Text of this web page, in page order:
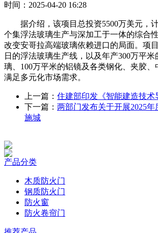
时间：2025-04-20 16:28
据介绍，该项目总投资5500万美元，
个集浮法玻璃生产与深加工于一体的综合
改变安哥拉高端玻璃依赖进口的局面。项
日的浮法玻璃生产线，以及年产300万平米
璃、100万平米的铝镜及各类钢化、夹胶、
满足多元化市场需求。
上一篇： 住建部印发《智能建造技术
下一篇： 两部门发布关于开展2025
施城
产品分类
木质防火门
钢质防火门
防火窗
防火卷帘门